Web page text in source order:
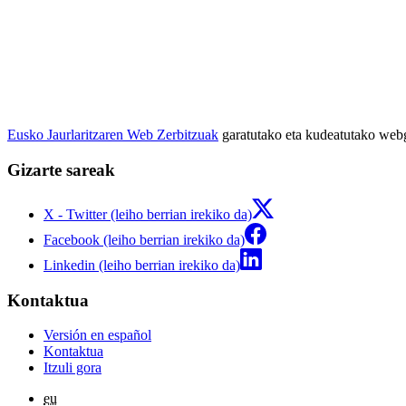
Eusko Jaurlaritzaren Web Zerbitzuak garatutako eta kudeatutako
Gizarte sareak
X - Twitter (leiho berrian irekiko da)
Facebook (leiho berrian irekiko da)
Linkedin (leiho berrian irekiko da)
Kontaktua
Versión en español
Kontaktua
Itzuli gora
eu